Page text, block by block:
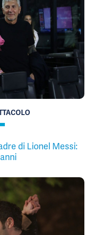
di Lionel Messi: